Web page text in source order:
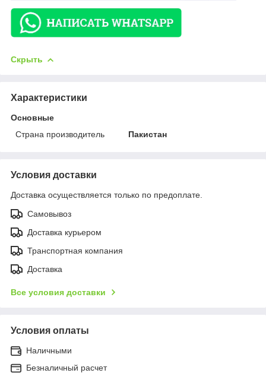
Скрыть
Характеристики
Основные
Страна производитель
Пакистан
Условия доставки
Доставка осуществляется только по предоплате.
Самовывоз
Доставка курьером
Транспортная компания
Доставка
Все условия доставки
Условия оплаты
Наличными
Безналичный расчет